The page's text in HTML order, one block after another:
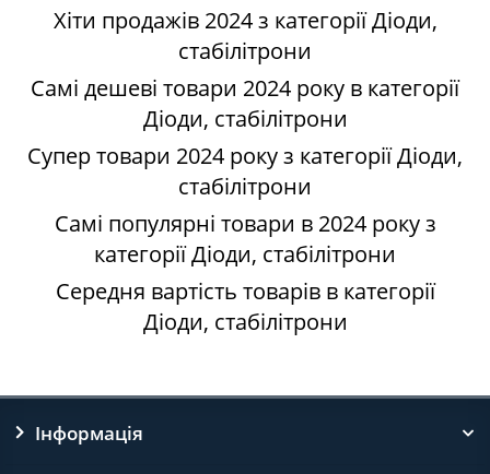
Хіти продажів 2024 з категорії Діоди,
стабілітрони
Самі дешеві товари 2024 року в категорії
Діоди, стабілітрони
Супер товари 2024 року з категорії Діоди,
стабілітрони
Самі популярні товари в 2024 року з
категорії Діоди, стабілітрони
Середня вартість товарів в категорії
Діоди, стабілітрони
Інформація